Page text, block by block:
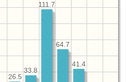
41.4
64.7
111.7
33.8
26.5